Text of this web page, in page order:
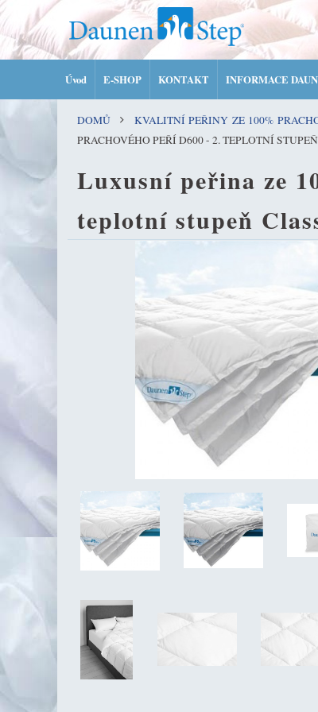
Úvod E-SHOP KONTAKT INFORMACE
DOMŮ KVALITNÍ PEŘINY ZE 100%
PRACHOVÉHO PEŘÍ D600 - 2. TEPLOTNÍ
Luxusní peřina ze
teplotní stupeň